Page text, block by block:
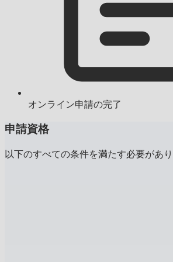
オンライン申請の完了
申請資格
以下のすべての条件を満たす必要があ